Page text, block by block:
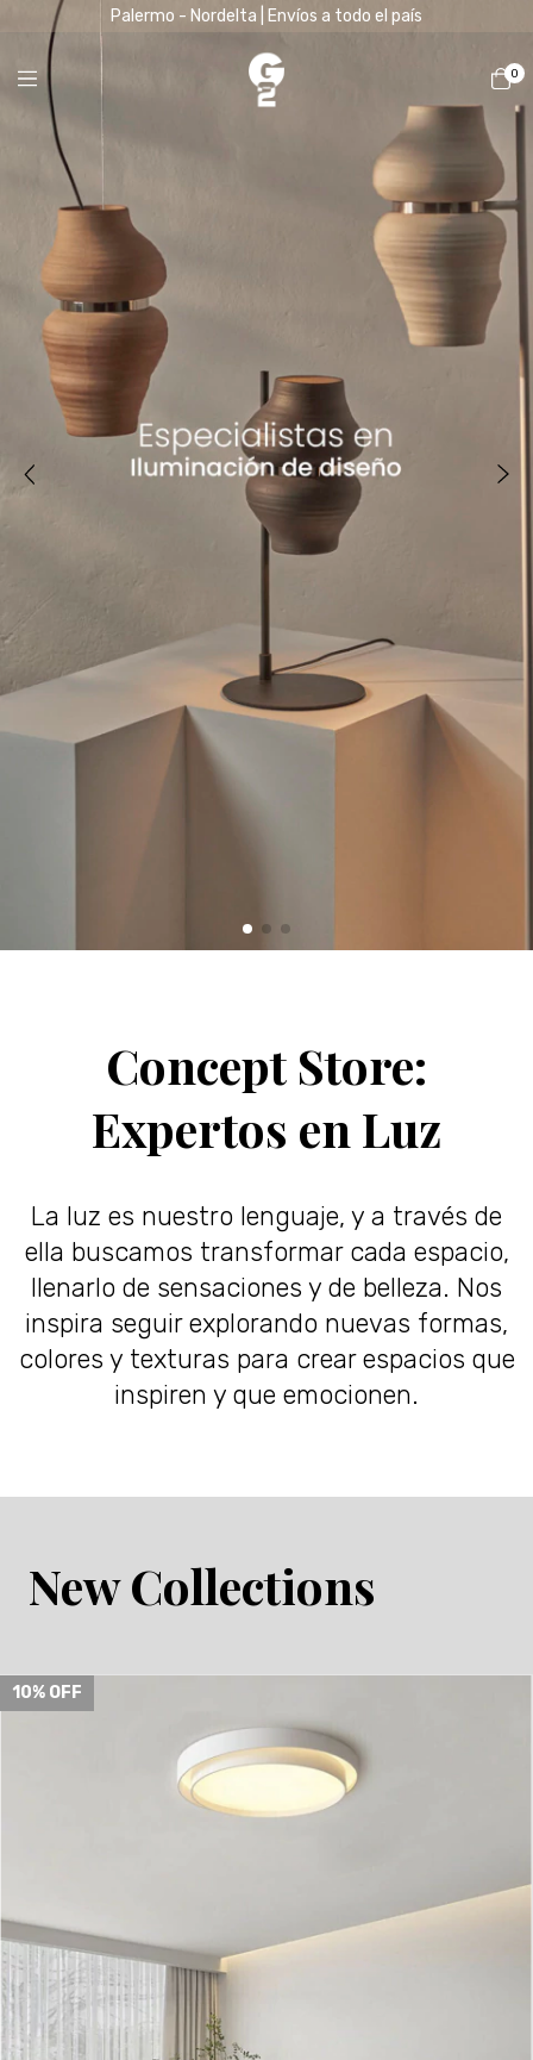
Palermo - Nordelta | Envíos a todo el país
0
Concept Store:
Expertos en Luz
La luz es nuestro lenguaje, y a través de
ella buscamos transformar cada espacio,
llenarlo de sensaciones y de belleza. Nos
inspira seguir explorando nuevas formas,
colores y texturas para crear espacios que
inspiren y que emocionen.
New Collections
10% OFF